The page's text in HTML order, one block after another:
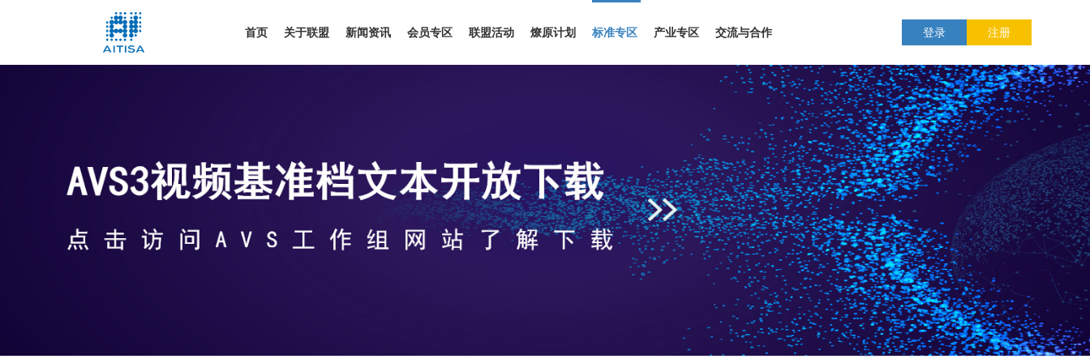
首页 关于联盟 新闻资讯 会员专区 联盟活动 燎原计划 标准专区 产业专区 交流与合作 登录 注册